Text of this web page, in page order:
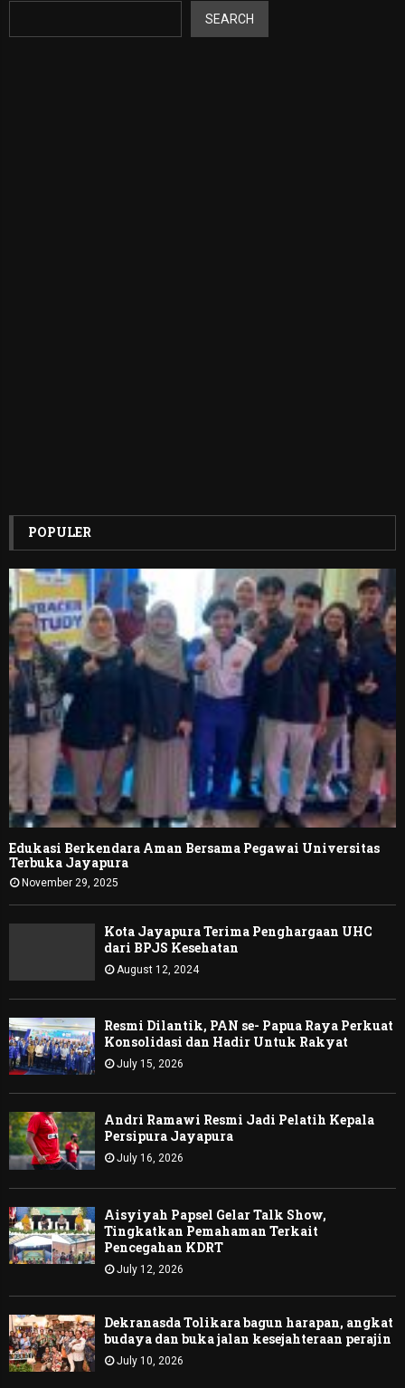
SEARCH
POPULER
Edukasi Berkendara Aman Bersama Pegawai Universitas
Terbuka Jayapura
November 29, 2025
Kota Jayapura Terima Penghargaan UHC
dari BPJS Kesehatan
August 12, 2024
Resmi Dilantik, PAN se- Papua Raya Perkuat
Konsolidasi dan Hadir Untuk Rakyat
July 15, 2026
Andri Ramawi Resmi Jadi Pelatih Kepala
Persipura Jayapura
July 16, 2026
Aisyiyah Papsel Gelar Talk Show,
Tingkatkan Pemahaman Terkait
Pencegahan KDRT
July 12, 2026
Dekranasda Tolikara bagun harapan, angkat
budaya dan buka jalan kesejahteraan perajin
July 10, 2026